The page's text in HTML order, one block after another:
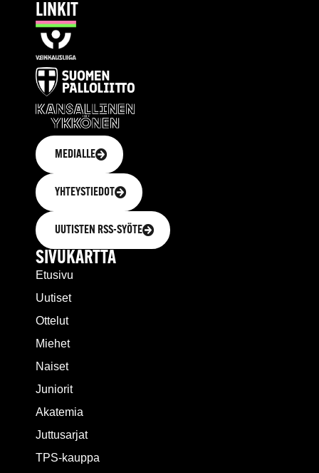
LINKIT
MEDIALLE
YHTEYSTIEDOT
UUTISTEN RSS-SYÖTE
SIVUKARTTA
Etusivu
Uutiset
Ottelut
Miehet
Naiset
Juniorit
Akatemia
Juttusarjat
TPS-kauppa